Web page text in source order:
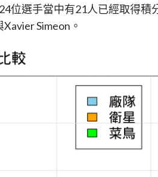
位選手當中有21人已經取得積
Simeon。